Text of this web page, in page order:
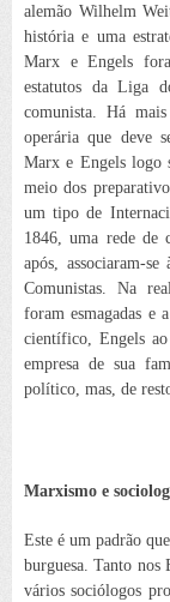
alemão Wilhelm
história e uma
Marx e Engels
estatutos da Liga
comunista . Há
operária que deve
Marx e Engels logo
meio dos
um tipo de
1846, uma rede de
após, associaram-
Comunistas. Na
foram esmagadas e
científico, Engels
empresa de sua
político, mas, de
Marxismo e
Este é um padrão
burguesa. Tanto nos
vários sociólogos